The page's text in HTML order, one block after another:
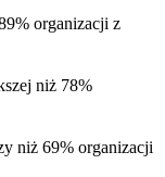
organizacji z
niż 78%
niż 69% organizacji